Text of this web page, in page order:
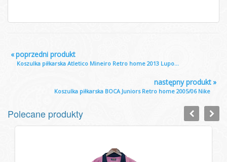
«poprzedni produkt
Koszulka piłkarska Atletico Mineiro Retro home 2013 Lupo...
»
następny produkt
Koszulka piłkarska BOCA Juniors Retro home 2005/06 Nike
Polecane produkty